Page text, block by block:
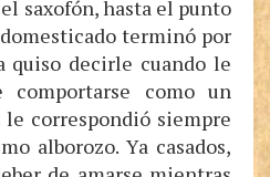
saxofón, hasta el punto
terminó por
quiso decirle cuando le
como un
correspondió siempre
alborozo. Ya casados,